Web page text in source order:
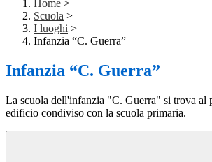
Home >
Scuola >
I luoghi >
Infanzia “C. Guerra”
Infanzia “C. Guerra”
La scuola dell'infanzia "C. Guerra" si trova al
edificio condiviso con la scuola primaria.